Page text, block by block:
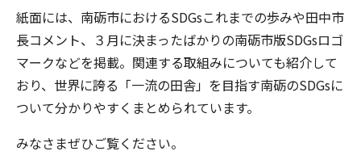
紙面には、南砺市におけるSDGsこれまでの歩みや田中市
長コメント、３月に決まったばかりの南砺市版SDGsロゴ
マークなどを掲載。関連する取組みについても紹介して
おり、世界に誇る「一流の田舎」を目指す南砺のSDGsに
ついて分かりやすくまとめられています。
みなさまぜひご覧ください。